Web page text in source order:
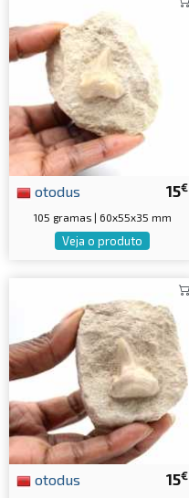
15€
otodus
105 gramas | 60x55x35 mm
Veja o produto
15€
otodus